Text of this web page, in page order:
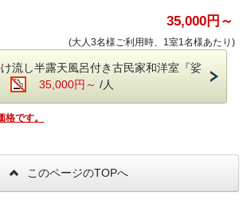
せん
予約でもスタンプ帳の発行・押印が可能でし
、日本秘湯を守る会公式ページ
。
ただけます。料理長お勧めの旬の素材を盛
す。
キ
物、デザート、他
。
ご予約につきまして、いかなる理由（食物
35,000円～
(大人3名様ご利用時、1室1名様あたり)
流し半露天風呂付き古民家和洋室『娑
35,000円～ /人
です。
このページのTOPへ